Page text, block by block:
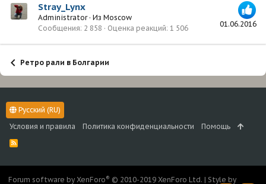
01.06.2016
Stray_Lynx
Administrator · Из Moscow
Сообщения 2 858 Оценка реакций 1 506
Ретро рали в Болгарии
Русский (RU)
Условия и правила
Политика конфиденциальности Помощь
R
S
Forum software by XenForo® © 2010-2019 XenForo Ltd. | Style by